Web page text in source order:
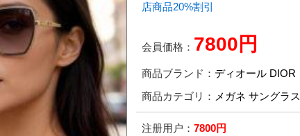
店商品20%割引
会員価格： 7800円
商品ブランド： ディオール DIOR
商品カテゴリ： メガネ サングラス
注册用户： 7800円